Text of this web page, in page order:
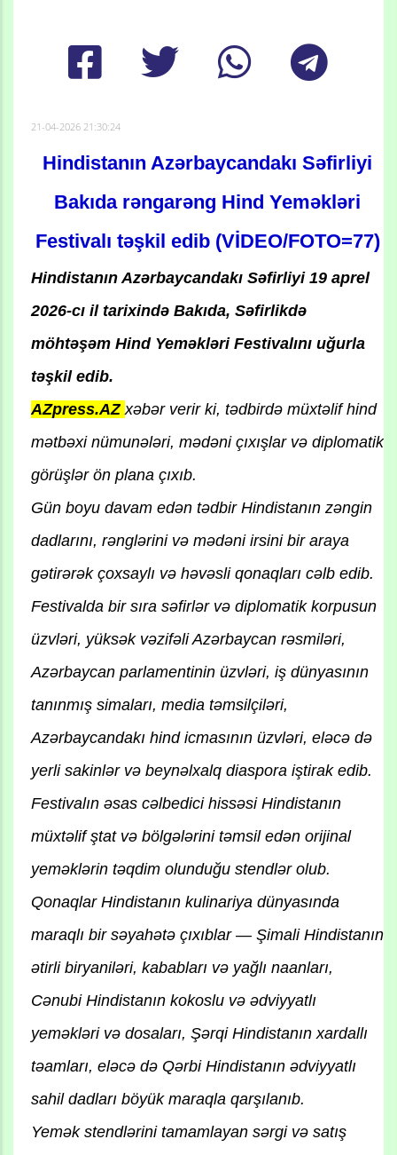
21-04-2026 21:30:24
Hindistanın Azərbaycandakı Səfirliyi
Bakıda rəngarəng Hind Yeməkləri
Festivalı təşkil edib (VİDEO/FOTO=77)
Hindistanın Azərbaycandakı Səfirliyi 19 aprel
2026-cı il tarixində Bakıda, Səfirlikdə
möhtəşəm Hind Yeməkləri Festivalını uğurla
təşkil edib.
AZpress.AZ xəbər verir ki, tədbirdə müxtəlif hind
mətbəxi nümunələri, mədəni çıxışlar və diplomatik
görüşlər ön plana çıxıb.
Gün boyu davam edən tədbir Hindistanın zəngin
dadlarını, rənglərini və mədəni irsini bir araya
gətirərək çoxsaylı və həvəsli qonaqları cəlb edib.
Festivalda bir sıra səfirlər və diplomatik korpusun
üzvləri, yüksək vəzifəli Azərbaycan rəsmiləri,
Azərbaycan parlamentinin üzvləri, iş dünyasının
tanınmış simaları, media təmsilçiləri,
Azərbaycandakı hind icmasının üzvləri, eləcə də
yerli sakinlər və beynəlxalq diaspora iştirak edib.
Festivalın əsas cəlbedici hissəsi Hindistanın
müxtəlif ştat və bölgələrini təmsil edən orijinal
yeməklərin təqdim olunduğu stendlər olub.
Qonaqlar Hindistanın kulinariya dünyasında
maraqlı bir səyahətə çıxıblar — Şimali Hindistanın
ətirli biryaniləri, kababları və yağlı naanları,
Cənubi Hindistanın kokoslu və ədviyyatlı
yeməkləri və dosaları, Şərqi Hindistanın xardallı
təamları, eləcə də Qərbi Hindistanın ədviyyatlı
sahil dadları böyük maraqla qarşılanıb.
Yemək stendlərini tamamlayan sərgi və satış